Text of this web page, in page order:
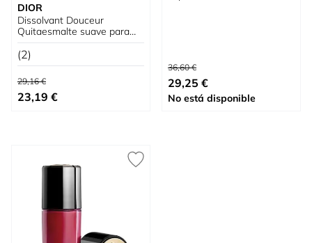
DIOR
Dissolvant Douceur
Quitaesmalte suave para
las uñas
(2)
Precio habitual
29,16 €
Precio especial
23,19 €
Precio habitual
36,60 €
Tan bajo como
29,25 €
No está disponible